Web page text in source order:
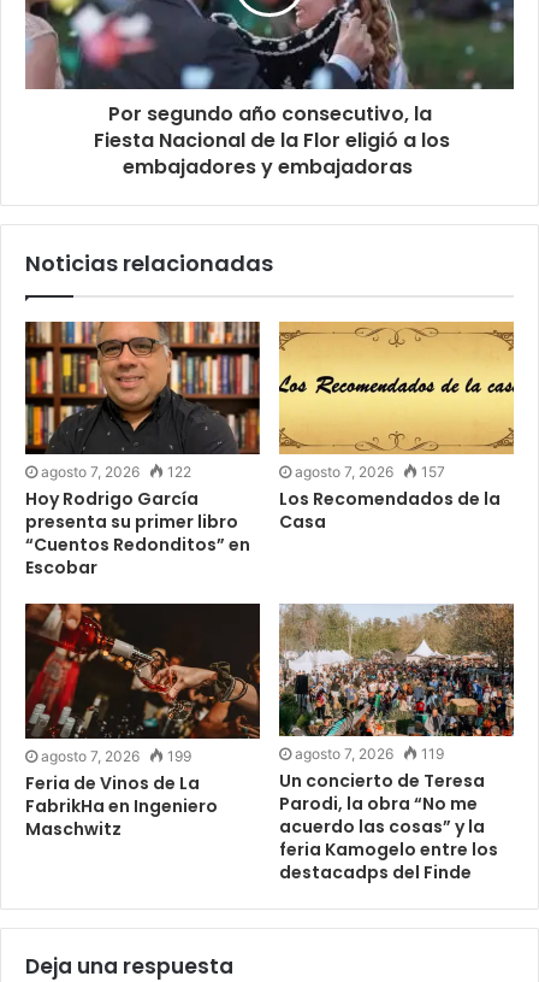
Por segundo año consecutivo, la
Fiesta Nacional de la Flor eligió a los
embajadores y embajadoras
Noticias relacionadas
agosto 7, 2026 122
Hoy Rodrigo García
presenta su primer libro
“Cuentos Redonditos” en
Escobar
agosto 7, 2026 157
Los Recomendados de la
Casa
agosto 7, 2026 199
Feria de Vinos de La
FabrikHa en Ingeniero
Maschwitz
agosto 7, 2026 119
Un concierto de Teresa
Parodi, la obra “No me
acuerdo las cosas” y la
feria Kamogelo entre los
destacadps del Finde
Deja una respuesta